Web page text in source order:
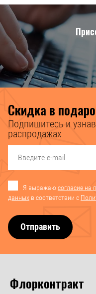
Скидка в
Подпишитесь и
распродажах
Я выражаю согласие на
данных в соответствии с
Отправить
Флорконтракт